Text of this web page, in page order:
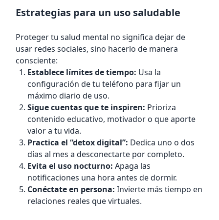
Estrategias para un uso saludable
Proteger tu salud mental no significa dejar de
usar redes sociales, sino hacerlo de manera
consciente:
Establece límites de tiempo: Usa la
configuración de tu teléfono para fijar un
máximo diario de uso.
Sigue cuentas que te inspiren: Prioriza
contenido educativo, motivador o que aporte
valor a tu vida.
Practica el “detox digital”: Dedica uno o dos
días al mes a desconectarte por completo.
Evita el uso nocturno: Apaga las
notificaciones una hora antes de dormir.
Conéctate en persona: Invierte más tiempo en
relaciones reales que virtuales.